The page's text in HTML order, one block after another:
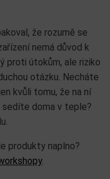
že rozumě se
nemá důvod k
proti útokům, ale riziko
otázku. Necháte
kvůli tomu, že na ní
sedíte doma v teple?
produkty naplno?
.